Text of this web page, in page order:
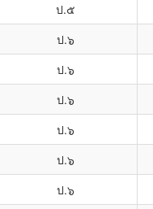
ป.๕
ป.๖
ป.๖
ป.๖
ป.๖
ป.๖
ป.๖